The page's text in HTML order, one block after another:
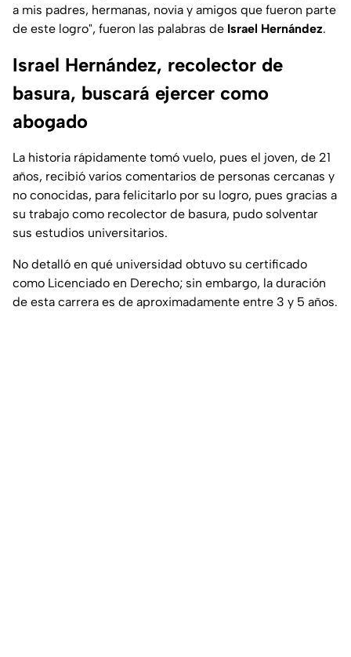
a mis padres, hermanas, novia y amigos que fueron parte
de este logro", fueron las palabras de Israel Hernández.
Israel Hernández, recolector de
basura, buscará ejercer como
abogado
La historia rápidamente tomó vuelo, pues el joven, de 21
años, recibió varios comentarios de personas cercanas y
no conocidas, para felicitarlo por su logro, pues gracias a
su trabajo como recolector de basura, pudo solventar
sus estudios universitarios.
No detalló en qué universidad obtuvo su certificado
como Licenciado en Derecho; sin embargo, la duración
de esta carrera es de aproximadamente entre 3 y 5 años.